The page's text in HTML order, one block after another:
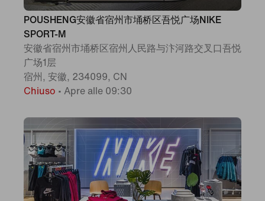
POUSHENG安徽省宿州市埇桥区吾悦广场NIKE
SPORT-M
安徽省宿州市埇桥区宿州人民路与汴河路交叉口吾悦
广场1层
宿州, 安徽, 234099, CN
Chiuso • Apre alle 09:30